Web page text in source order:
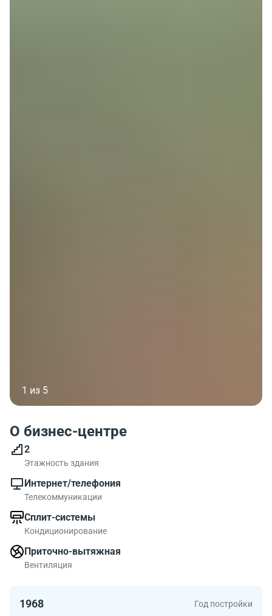
1 из 5
О бизнес-центре
2
Этажность здания
Интернет/телефония
Телекоммуникации
Сплит-системы
Кондиционирование
Приточно-вытяжная
Вентиляция
1968 Год постройки